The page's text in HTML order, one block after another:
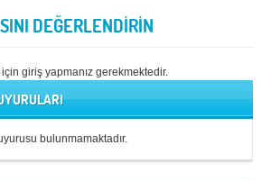
DEĞERLENDİRİN
giriş yapmanız gerekmektedir.
bulunmamaktadır.